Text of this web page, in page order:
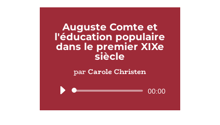
Auguste Comte et
l'éducation populaire
dans le premier XIXe
siècle
parCarole Christen
Lecteur
00:00